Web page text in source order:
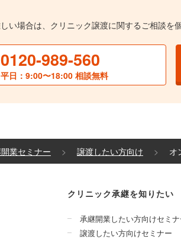
い場合は、クリニック譲渡に関するご相談を
0120-989-560
平日：9:00〜18:00 相談無料
業セミナー 譲渡したい方向け オ
クリニック承継を知りたい
承継開業したい方向けセミ
譲渡したい方向けセミナー